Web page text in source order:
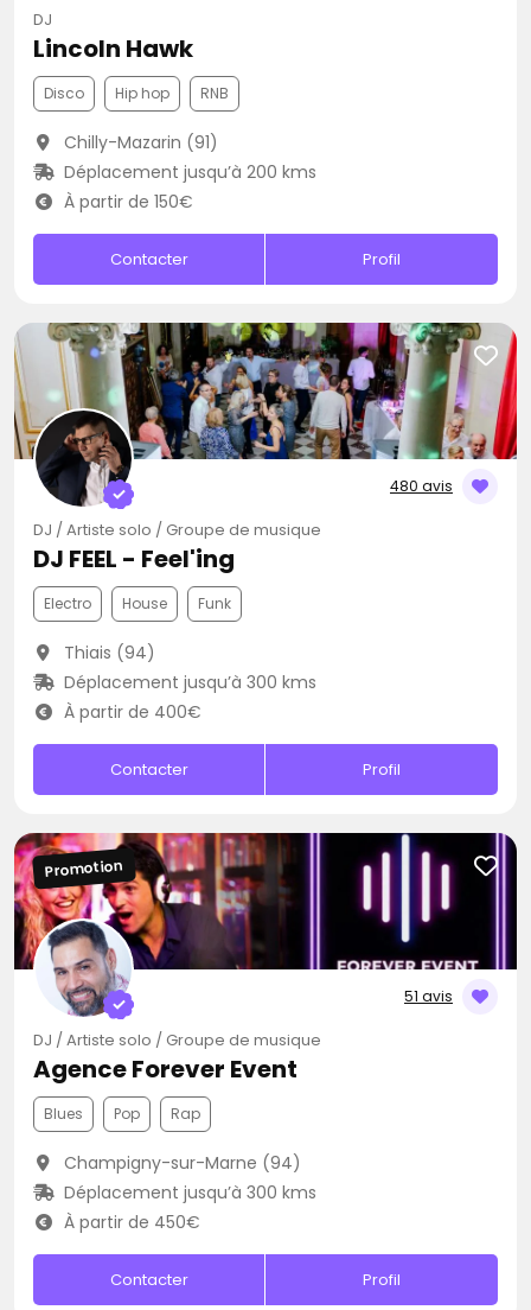
DJ
Lincoln Hawk
Disco Hip hop RNB
Chilly-Mazarin (91)
Déplacement jusqu’à 200 kms
À partir de 150€
Contacter Profil
480 avis
DJ / Artiste solo / Groupe de musique
DJ FEEL - Feel'ing
Electro House Funk
Thiais (94)
Déplacement jusqu’à 300 kms
À partir de 400€
Contacter Profil
51 avis
Promotion
DJ / Artiste solo / Groupe de musique
Agence Forever Event
Blues Pop Rap
Champigny-sur-Marne (94)
Déplacement jusqu’à 300 kms
À partir de 450€
Contacter Profil